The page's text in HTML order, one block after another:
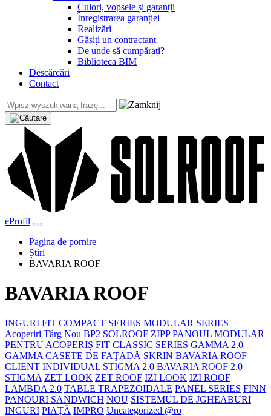
Culori, vopsele și garanții
Înregistrarea garanției
Realizări
Găsiți un contractant
De unde să cumpărați?
Biblioteca BIM
Descărcări
Contact
eProfil
Pagina de pornire
Știri
BAVARIA ROOF
BAVARIA ROOF
INGURI FIT COMPACT SERIES MODULAR SERIES
Acoperiri Târg Nou BP2 SOLROOF ZIPP PANOUL MODULAR
PENTRU ACOPERIȘ FIT CLASSIC SERIES GAMMA 2.0
GAMMA CASETE DE FAŢADĂ SKRIN BAVARIA ROOF
CLIENT INDIVIDUAL STIGMA 2.0 BAVARIA ROOF 2.0
STIGMA ZET LOOK ZET ROOF IZI LOOK IZI ROOF
LAMBDA 2.0 TABLE TRAPEZOIDALE PANEL SERIES FINN
PANOURI SANDWICH NOU SISTEMUL DE JGHEABURI
INGURI PIAȚĂ IMPRO Uncategorized @ro